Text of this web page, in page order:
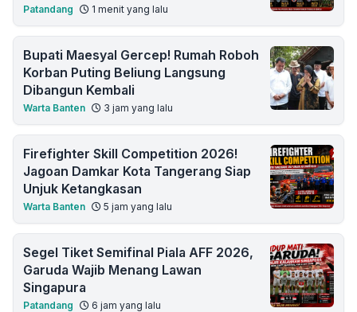
Patandang 1 menit yang lalu
Bupati Maesyal Gercep! Rumah Roboh
Korban Puting Beliung Langsung
Dibangun Kembali
Warta Banten 3 jam yang lalu
Firefighter Skill Competition 2026!
Jagoan Damkar Kota Tangerang Siap
Unjuk Ketangkasan
Warta Banten 5 jam yang lalu
Segel Tiket Semifinal Piala AFF 2026,
Garuda Wajib Menang Lawan
Singapura
Patandang 6 jam yang lalu